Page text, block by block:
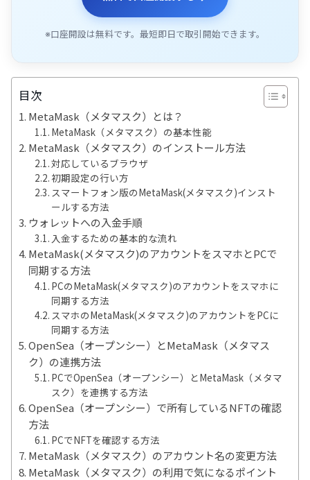
※口座開設は無料です。最短即日で取引開始できます。
目次
MetaMask（メタマスク）とは？
MetaMask（メタマスク）の基本性能
MetaMask（メタマスク）のインストール方法
対応しているブラウザ
初期設定の行い方
スマートフォン版のMetaMask(メタマスク)インスト
ールする方法
ウォレットへの入金手順
入金するための基本的な流れ
MetaMask(メタマスク)のアカウントをスマホとPCで
同期する方法
PCのMetaMask(メタマスク)のアカウントをスマホに
同期する方法
スマホのMetaMask(メタマスク)のアカウントをPCに
同期する方法
OpenSea（オープンシー）とMetaMask（メタマス
ク）の連携方法
PCでOpenSea（オープンシー）とMetaMask（メタマ
スク）を連携する方法
OpenSea（オープンシー）で所有しているNFTの確認
方法
PCでNFTを確認する方法
MetaMask（メタマスク）のアカウント名の変更方法
MetaMask（メタマスク）の利用で気になるポイント